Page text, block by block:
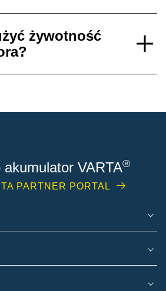
żywotność
VARTA®
PARTNER PORTAL